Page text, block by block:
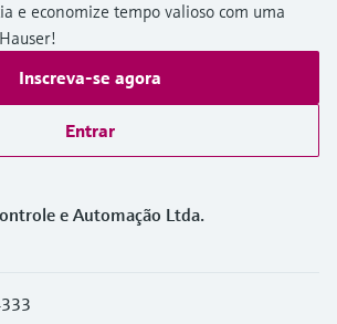
e economize tempo valioso com uma
Inscreva-se agora
Entrar
e Automação Ltda.